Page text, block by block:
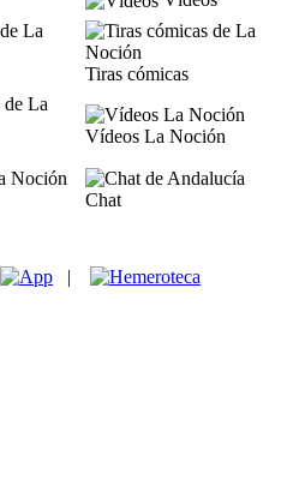
Tiras cómicas
Vídeos La Noción
Chat
|